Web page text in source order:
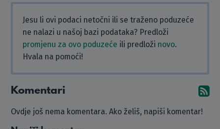
Jesu li ovi podaci netočni ili se traženo poduzeće
ne nalazi u našoj bazi podataka? Predloži
promjenu za ovo poduzeće ili predloži novo.
Hvala na pomoći!
Komentari
Ovdje još nema komentara. Ako želiš, napiši komentar!